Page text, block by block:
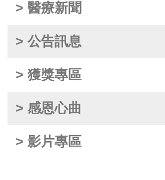
> 醫療新聞
> 公告訊息
> 獲獎專區
> 感恩心曲
> 影片專區